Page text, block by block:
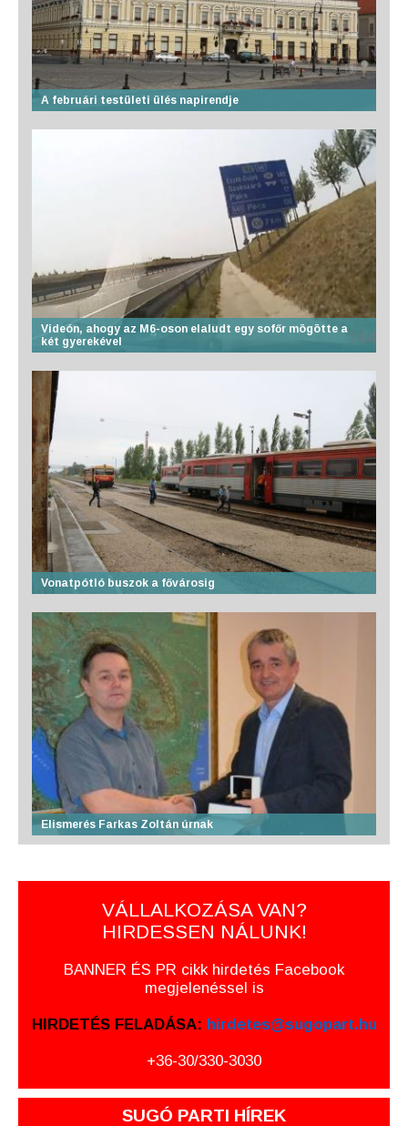
A februári testületi ülés napirendje
Videón, ahogy az M6-oson elaludt egy sofőr mögötte a
két gyerekével
Vonatpótló buszok a fővárosig
Elismerés Farkas Zoltán úrnak
VÁLLALKOZÁSA VAN?
HIRDESSEN NÁLUNK!
BANNER ÉS PR cikk hirdetés Facebook
megjelenéssel is
HIRDETÉS FELADÁSA: hirdetes@sugopart.hu
+36-30/330-3030
SUGÓ PARTI HÍREK